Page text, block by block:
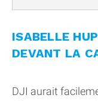
ISABELLE
DEVANT LA
DJI aurait